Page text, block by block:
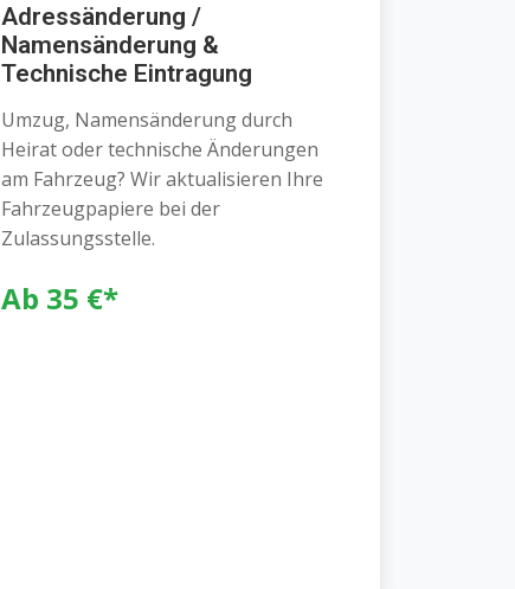
Adressänderung /
Namensänderung &
Technische Eintragung
Umzug, Namensänderung durch
Heirat oder technische Änderungen
am Fahrzeug? Wir aktualisieren Ihre
Fahrzeugpapiere bei der
Zulassungsstelle.
Ab 35 €*